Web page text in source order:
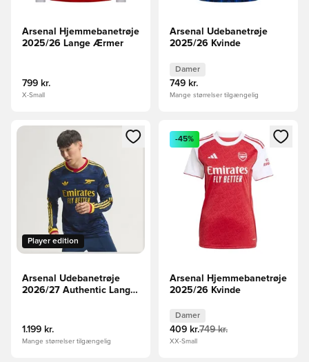
Arsenal Hjemmebanetrøje
2025/26 Lange Ærmer
799 kr.
X-Small
Arsenal Udebanetrøje
2025/26 Kvinde
Damer
749 kr.
Mange størrelser tilgængelig
Åbner en Modal til at logge ind eller tilmelde dig som
Player edition
Arsenal Udebanetrøje
2026/27 Authentic Lange
1.199 kr.
Mange størrelser tilgængelig
Åbner en Modal til at logge
-45%
Arsenal Hjemmebanetrøje
2025/26 Kvinde
Damer
409 kr.749 kr.
XX-Small